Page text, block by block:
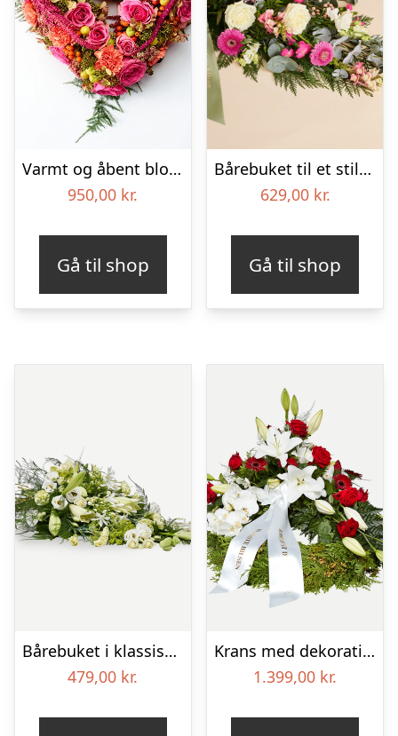
Varmt og åbent blomsterhjerte – Blomster til begravelse
950,00 kr.
Gå til shop
Bårebuket til et stille farvel med bånd
629,00 kr.
Gå til shop
Bårebuket i klassisk stil – hvid
479,00 kr.
Krans med dekoration i klassisk stil – rød og hvid – med bånd
1.399,00 kr.